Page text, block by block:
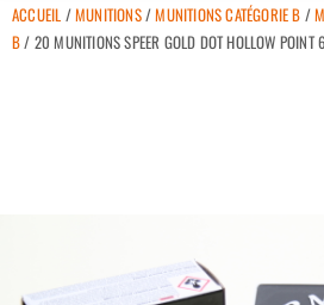
ACCUEIL /MUNITIONS/MUNITIONS CATÉGORIE B /
B/ 20 MUNITIONS SPEER GOLD DOT HOLLOW